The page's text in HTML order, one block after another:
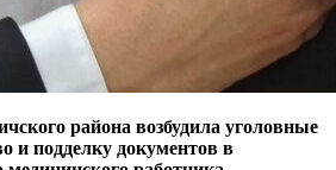
района возбудила уголовные
и подделку документов в